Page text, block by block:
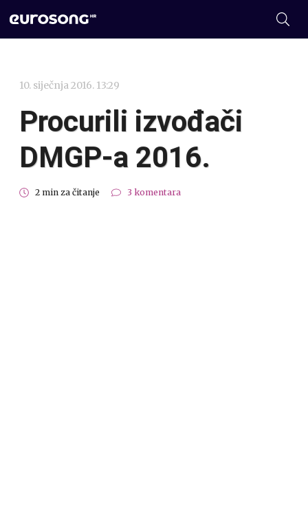
10. siječnja 2016. 13:29
Procurili izvođači
DMGP-a 2016.
2 min za čitanje 3 komentara